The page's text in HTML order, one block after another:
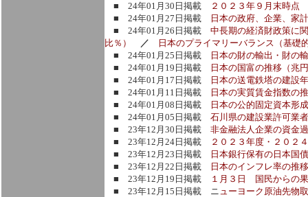
■ 24年01月30日掲載
２０２３年９月末時点
■ 24年01月27日掲載
日本の政府、企業、家
■ 24年01月26日掲載 中長期の経済財政策に
比％）
／
日本のプライマリーバランス（基礎
■ 24年01月25日掲載
日本の財の輸出・財の
■ 24年01月19日掲載
日本の国富の推移（兆
■ 24年01月17日掲載 日本の送電鉄塔の建設
■ 24年01月11日掲載
日本の実質賃金指数の
■ 24年01月08日掲載
日本の公的固定資本形
■ 24年01月05日掲載 石川県の建設業許可業
■ 23年12月30日掲載 非金融法人企業の資金
■ 23年12月24日掲載 ２０２３年度・２０２
■ 23年12月23日掲載
日本銀行保有の日本国
■ 23年12月22日掲載
日本のインフレ率の推
■ 23年12月19日掲載
１月３日 国民からの
■ 23年12月15日掲載 ニューヨーク原油先物